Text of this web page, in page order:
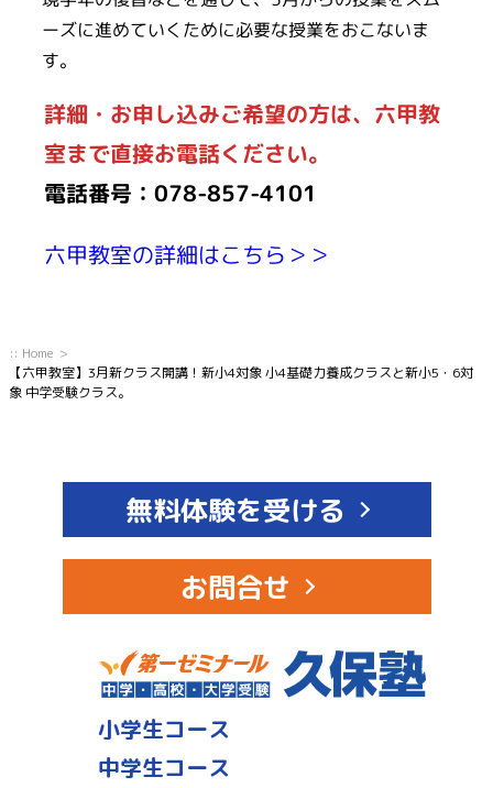
ーズに進めていくために必要な授業をおこないま
す。
詳細・お申し込みご希望の方は、六甲教
室まで直接お電話ください。
電話番号： 078-857-4101
六甲教室の詳細はこちら＞＞
:: Home
【六甲教室】3月新クラス開講！新小4対象 小4基礎力養成クラスと新小5・6対
象 中学受験クラス。
無料体験を受ける
お問合せ
小学生コース
中学生コース